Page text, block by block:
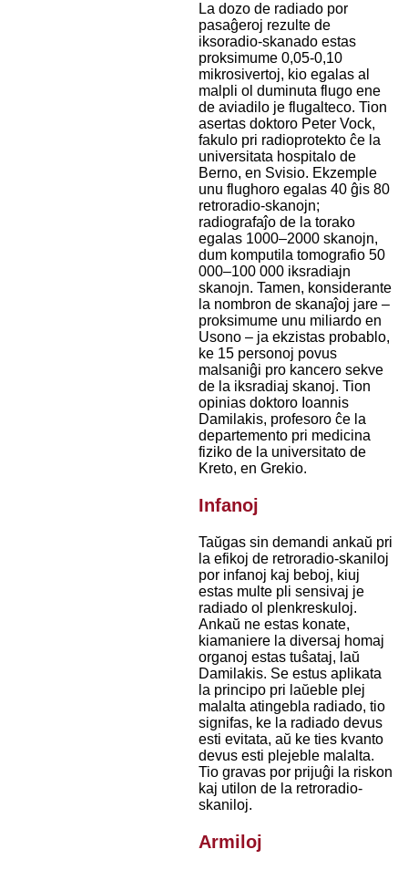
La dozo de radiado por
pasaĝeroj rezulte de
iksoradio-skanado estas
proksimume 0,05-0,10
mikrosivertoj, kio egalas al
malpli ol duminuta flugo ene
de aviadilo je flugalteco. Tion
asertas doktoro Peter Vock,
fakulo pri radioprotekto ĉe la
universitata hospitalo de
Berno, en Svisio. Ekzemple
unu flughoro egalas 40 ĝis 80
retroradio-skanojn;
radiografaĵo de la torako
egalas 1000–2000 skanojn,
dum komputila tomografio 50
000–100 000 iksradiajn
skanojn. Tamen, konsiderante
la nombron de skanaĵoj jare –
proksimume unu miliardo en
Usono – ja ekzistas probablo,
ke 15 personoj povus
malsaniĝi pro kancero sekve
de la iksradiaj skanoj. Tion
opinias doktoro Ioannis
Damilakis, profesoro ĉe la
departemento pri medicina
fiziko de la universitato de
Kreto, en Grekio.
Infanoj
Taŭgas sin demandi ankaŭ pri
la efikoj de retroradio-skaniloj
por infanoj kaj beboj, kiuj
estas multe pli sensivaj je
radiado ol plenkreskuloj.
Ankaŭ ne estas konate,
kiamaniere la diversaj homaj
organoj estas tuŝataj, laŭ
Damilakis. Se estus aplikata
la principo pri laŭeble plej
malalta atingebla radiado, tio
signifas, ke la radiado devus
esti evitata, aŭ ke ties kvanto
devus esti plejeble malalta.
Tio gravas por prijuĝi la riskon
kaj utilon de la retroradio-
skaniloj.
Armiloj